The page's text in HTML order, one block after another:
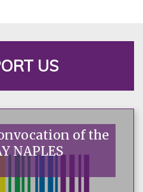
US
of the
NAPLES